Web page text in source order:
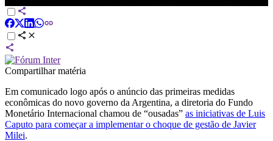
Compartilhar matéria
Em comunicado logo após o anúncio das primeiras medidas
econômicas do novo governo da Argentina, a diretoria do Fundo
Monetário Internacional chamou de “ousadas” as iniciativas de Luis
Caputo para começar a implementar o choque de gestão de Javier
Milei.